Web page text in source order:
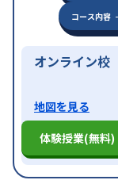
コース内容
オンライン校
地図を見る
体験授業(無料)